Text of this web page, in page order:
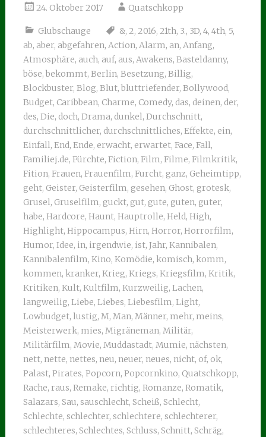
24. Oktober 2017 Quatschkopp
Glubschauge &, 2, 2016, 21th, 3., 3D, 4, 4th, 5,
ab, aber, abgefahren, Action, Alarm, an, Anfang,
Atmosphäre, auch, auf, aus, Awakens, Basteldanny,
böse, bekommt, Berlin, Besetzung, Billig,
Blockbuster, Blog, Blut, bluttriefender, Bollywood,
Budget, Caribbean, Charme, Comedy, das, deinen, der,
des, Die, doch, Drama, dunkel, Durchschnitt,
durchschnittlicher, durchschnittliches, Effekte, ein,
Einfall, End, Ende, erwacht, erwartet, Face, Fall,
Familiej.de, Fürchte, Fiction, Film, Filme, Filmkritik,
Fition, Frauen, Frauenfilm, Furcht, ganz, Geheimtipp,
geht, Geister, Geisterfilm, gesehen, Ghost, grotesk,
Grusel, Gruselfilm, guckt, gut, gute, guten, guter,
habe, Hardcore, Haunt, Hauptrolle, Held, High,
Highlight, Hippocampus, Hirn, Horror, Horrorfilm,
Humor, Idee, in, irgendwie, ist, Jahr, Kannibalen,
Kannibalenfilm, Kino, Komödie, komisch, komm,
kommen, kranker, Krieg, Kriegs, Kriegsfilm, Kritik,
Kritiken, Kult, Kultfilm, Kurzweilig, Lachen,
langweilig, Liebe, Liebes, Liebesfilm, Light,
Lowbudget, lustig, M, Man, Männer, mehr, meins,
Meisterwerk, mies, Migräneman, Militär,
Militärfilm, Movie, Muddastadt, Mumie, nächsten,
nett, nette, nettes, neu, neuer, neues, nicht, of, ok,
Palast, Pirates, Popcorn, Popcornkino, Quatschkopp,
Rache, raus, Remake, richtig, Romanze, Romatik,
Salazars, Sau, sauschlecht, Scheiß, Schlecht,
Schlechte, schlechter, schlechtere, schlechterer,
schlechteres, Schlechtes, Schluss, Schnitt, Schräg,